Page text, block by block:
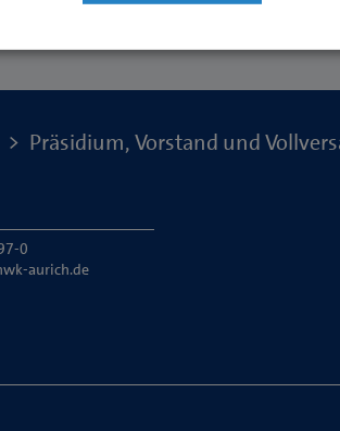
Präsidium, Vorstand und
0
aurich.de